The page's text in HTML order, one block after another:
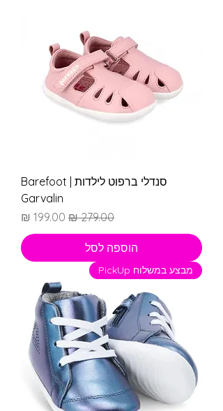
סנדלי ברפוט לילדות | Barefoot
Garvalin
מחיר רגיל מחיר מבצע
הוספה לסל
מבצע במשלוח PickUp